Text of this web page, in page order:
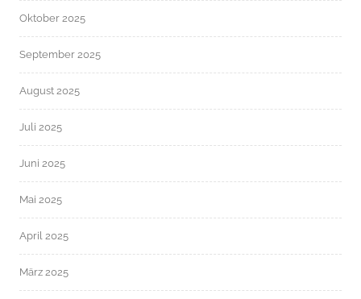
Oktober 2025
September 2025
August 2025
Juli 2025
Juni 2025
Mai 2025
April 2025
März 2025